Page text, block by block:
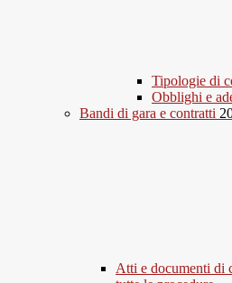
Tipologie di
Obblighi e
Bandi di gara e contratti
Atti e documenti di